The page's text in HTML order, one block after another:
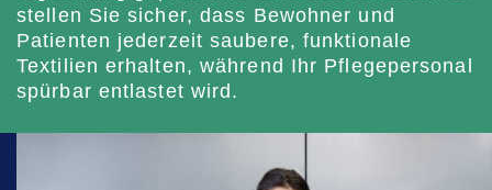
stellen Sie sicher, dass Bewohner und
Patienten jederzeit saubere, funktionale
Textilien erhalten, während Ihr Pflegepersonal
spürbar entlastet wird.